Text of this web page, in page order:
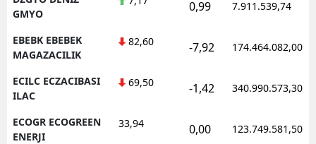
GMYO
0,99 7.911.539,74
EBEBK EBEBEK
MAGAZACILIK
82,60 -7,92 174.464.082,00
ECILC ECZACIBASI
ILAC
69,50 -1,42 340.990.573,30
ECOGR ECOGREEN
ENERJI
33,94 0,00 123.749.581,50